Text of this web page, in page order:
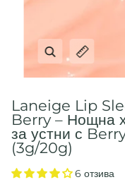
Увеличи
Laneige Lip
Berry – Нощна
за устни с
(3g/20g)
6 отзива